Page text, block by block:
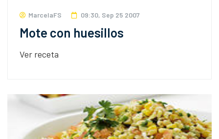
MarcelaFS 09:30, Sep 25 2007
Mote con huesillos
Ver receta